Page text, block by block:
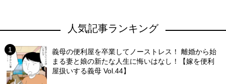
人気記事ランキング
義母の便利屋を卒業してノーストレス！ 離婚から始
まる妻と娘の新たな人生に悔いはなし！【嫁を便利
屋扱いする義母 Vol.44】